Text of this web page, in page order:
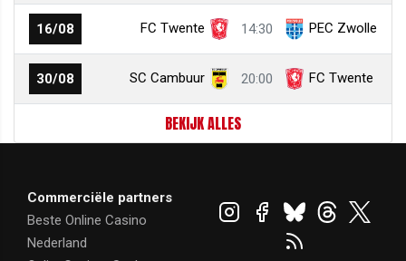
16/08 FC Twente 14:30 PEC Zwolle
30/08 SC Cambuur 20:00 FC Twente
BEKIJK ALLES
Commerciële partners
Beste Online Casino
Nederland